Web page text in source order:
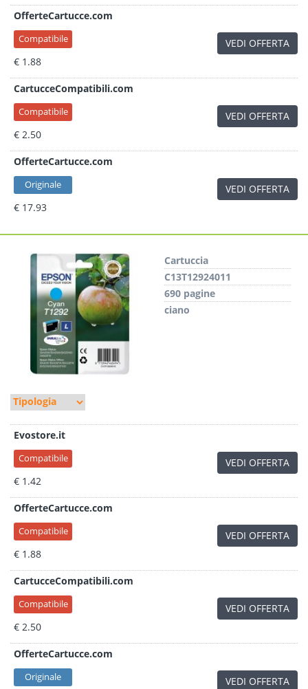
OfferteCartucce.com
Compatibile
€ 1.88
VEDI OFFERTA
CartucceCompatibili.com
Compatibile
€ 2.50
VEDI OFFERTA
OfferteCartucce.com
Originale
€ 17.93
VEDI OFFERTA
Cartuccia
C13T12924011
690 pagine
ciano
Evostore.it
Compatibile
€ 1.42
VEDI OFFERTA
OfferteCartucce.com
Compatibile
€ 1.88
VEDI OFFERTA
CartucceCompatibili.com
Compatibile
€ 2.50
VEDI OFFERTA
OfferteCartucce.com
Originale VEDI OFFERTA